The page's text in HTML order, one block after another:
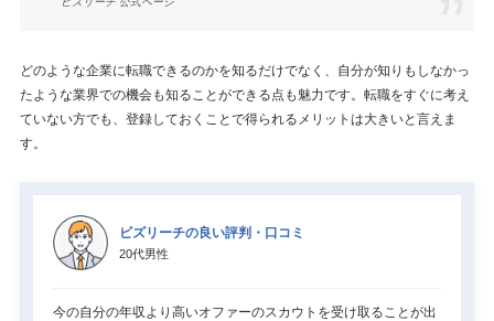
どのような企業に転職できるのかを知るだけでなく、自分が知りもしなかっ
たような業界での機会も知ることができる点も魅力です。転職をすぐに考え
ていない方でも、登録しておくことで得られるメリットは大きいと言えま
す。
ビズリーチの良い評判・口コミ
20代男性
今の自分の年収より高いオファーのスカウトを受け取ることが出